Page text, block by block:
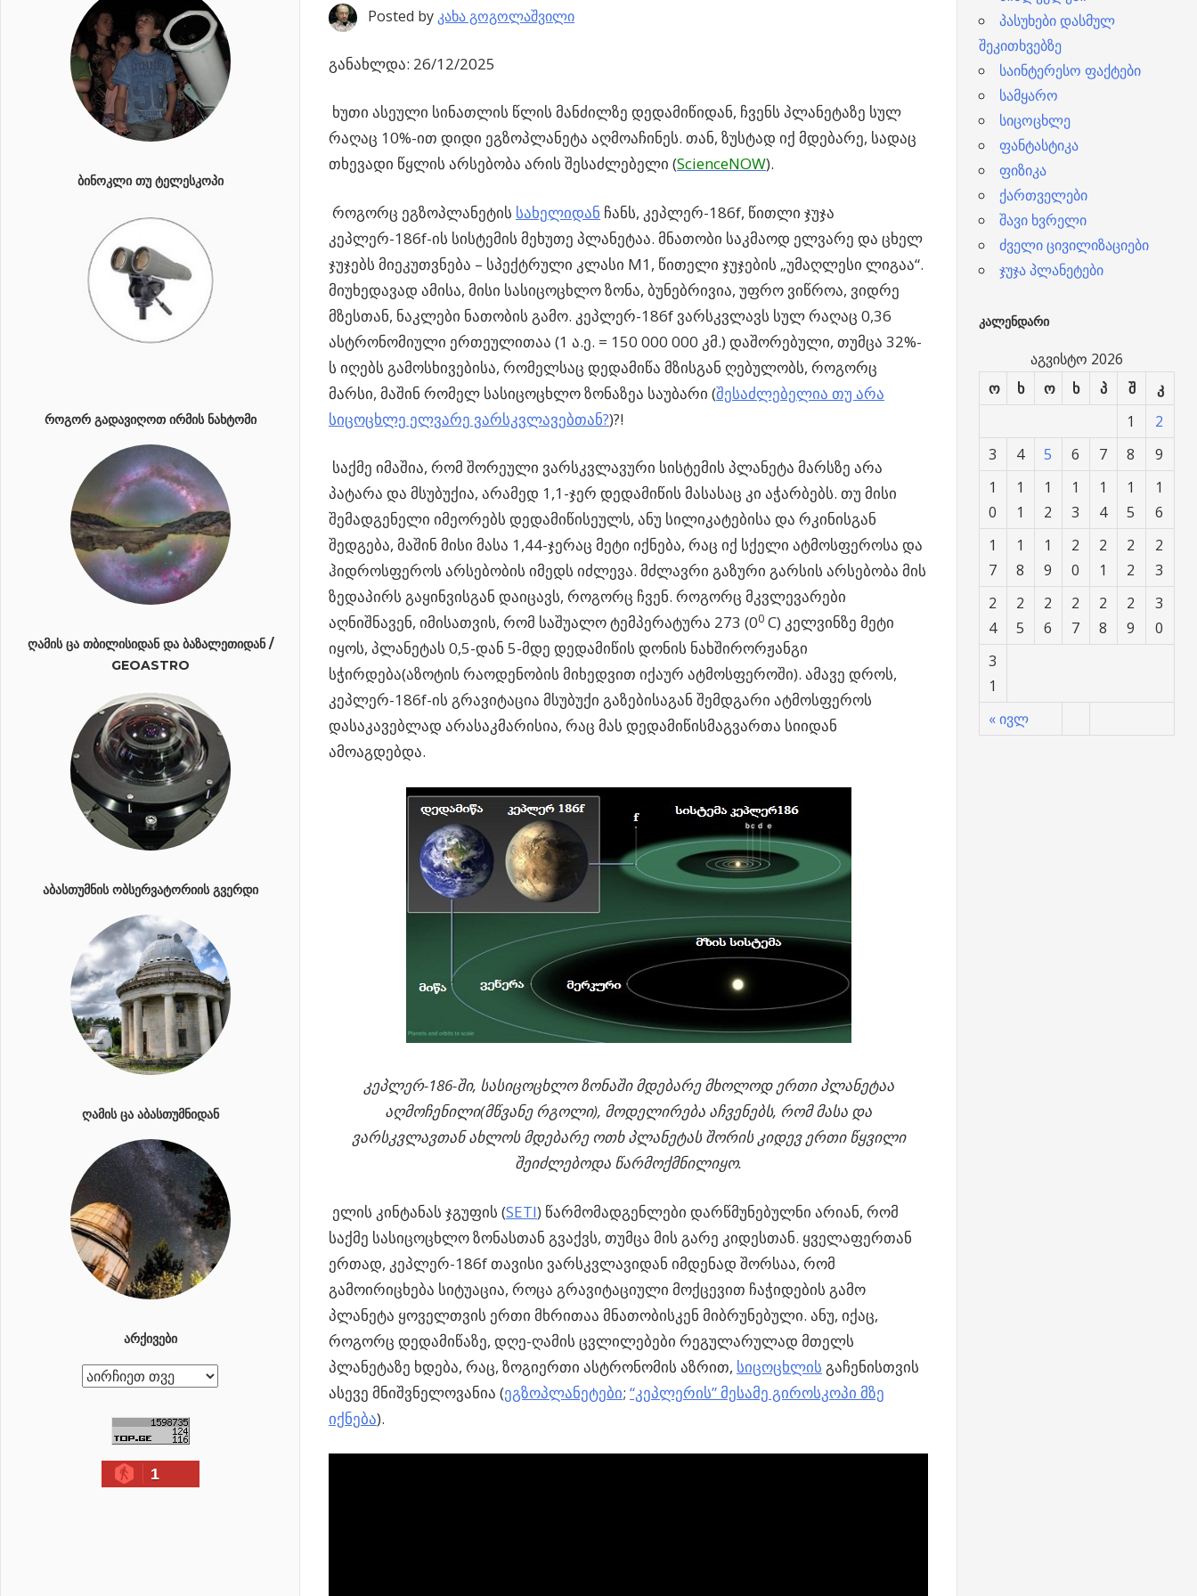
Posted by კახა გოგოლაშვილი
განახლდა: 26/12/2025
ხუთი ასეული სინათლის წლის მანძილზე დედამიწიდან, ჩვენს პლანეტაზე სულ
რაღაც 10%-ით დიდი ეგზოპლანეტა აღმოაჩინეს. თან, ზუსტად იქ მდებარე, სადაც
თხევადი წყლის არსებობა არის შესაძლებელი (ScienceNOW).
როგორც ეგზოპლანეტის სახელიდან ჩანს, კეპლერ-186f, წითლი ჯუჯა
კეპლერ-186f-ის სისტემის მეხუთე პლანეტაა. მნათობი საკმაოდ ელვარე და ცხელ
ჯუჯებს მიეკუთვნება – სპექტრული კლასი M1, წითელი ჯუჯების „უმაღლესი ლიგაა“.
მიუხედავად ამისა, მისი სასიცოცხლო ზონა, ბუნებრივია, უფრო ვიწროა, ვიდრე
მზესთან, ნაკლები ნათობის გამო. კეპლერ-186f ვარსკვლავს სულ რაღაც 0,36
ასტრონომიული ერთეულითაა (1 ა.ე. = 150 000 000 კმ.) დაშორებული, თუმცა 32%-
ს იღებს გამოსხივებისა, რომელსაც დედამიწა მზისგან ღებულობს, როგორც
მარსი, მაშინ რომელ სასიცოცხლო ზონაზეა საუბარი (შესაძლებელია თუ არა
სიცოცხლე ელვარე ვარსკვლავებთან?)?!
საქმე იმაშია, რომ შორეული ვარსკვლავური სისტემის პლანეტა მარსზე არა
პატარა და მსუბუქია, არამედ 1,1-ჯერ დედამიწის მასასაც კი აჭარბებს. თუ მისი
შემადგენელი იმეორებს დედამიწისეულს, ანუ სილიკატებისა და რკინისგან
შედგება, მაშინ მისი მასა 1,44-ჯერაც მეტი იქნება, რაც იქ სქელი ატმოსფეროსა და
ჰიდროსფეროს არსებობის იმედს იძლევა. მძლავრი გაზური გარსის არსებობა მის
ზედაპირს გაყინვისგან დაიცავს, როგორც ჩვენ. როგორც მკვლევარები
აღნიშნავენ, იმისათვის, რომ საშუალო ტემპერატურა 273 (00 C) კელვინზე მეტი
იყოს, პლანეტას 0,5-დან 5-მდე დედამიწის დონის ნახშირორჟანგი
სჭირდება(აზოტის რაოდენობის მიხედვით იქაურ ატმოსფეროში). ამავე დროს,
კეპლერ-186f-ის გრავიტაცია მსუბუქი გაზებისაგან შემდგარი ატმოსფეროს
დასაკავებლად არასაკმარისია, რაც მას დედამიწისმაგვართა სიიდან
ამოაგდებდა.
კეპლერ-186-ში, სასიცოცხლო ზონაში მდებარე მხოლოდ ერთი პლანეტაა
აღმოჩენილი(მწვანე რგოლი), მოდელირება აჩვენებს, რომ მასა და
ვარსკვლავთან ახლოს მდებარე ოთხ პლანეტას შორის კიდევ ერთი წყვილი
შეიძლებოდა წარმოქმნილიყო.
ელის კინტანას ჯგუფის (SETI) წარმომადგენლები დარწმუნებულნი არიან, რომ
საქმე სასიცოცხლო ზონასთან გვაქვს, თუმცა მის გარე კიდესთან. ყველაფერთან
ერთად, კეპლერ-186f თავისი ვარსკვლავიდან იმდენად შორსაა, რომ
გამოირიცხება სიტუაცია, როცა გრავიტაციული მოქცევით ჩაჭიდების გამო
პლანეტა ყოველთვის ერთი მხრითაა მნათობისკენ მიბრუნებული. ანუ, იქაც,
როგორც დედამიწაზე, დღე-ღამის ცვლილებები რეგულარულად მთელს
პლანეტაზე ხდება, რაც, ზოგიერთი ასტრონომის აზრით, სიცოცხლის გაჩენისთვის
ასევე მნიშვნელოვანია (ეგზოპლანეტები; “კეპლერის” მესამე გიროსკოპი მზე
იქნება).
ᲑᲘᲜᲝᲙᲚᲘ ᲗᲣ ᲢᲔᲚᲔᲡᲙᲝᲞᲘ
ᲠᲝᲒᲝᲠ ᲒᲐᲓᲐᲕᲘᲦᲝᲗ ᲘᲠᲛᲘᲡ ᲜᲐᲮᲢᲝᲛᲘ
ᲦᲐᲛᲘᲡ ᲪᲐ ᲗᲑᲘᲚᲘᲡᲘᲓᲐᲜ ᲓᲐ ᲑᲐᲖᲐᲚᲔᲗᲘᲓᲐᲜ /
GEOASTRO
ᲐᲑᲐᲡᲗᲣᲛᲜᲘᲡ ᲝᲑᲡᲔᲠᲕᲐᲢᲝᲠᲘᲘᲡ ᲒᲕᲔᲠᲓᲘ
ᲦᲐᲛᲘᲡ ᲪᲐ ᲐᲑᲐᲡᲗᲣᲛᲜᲘᲓᲐᲜ
ᲐᲠᲥᲘᲕᲔᲑᲘ
ა
1
პასუხები დასმულ
შეკითხვებზე
საინტერესო ფაქტები
სამყარო
სიცოცხლე
ფანტასტიკა
ფიზიკა
ქართველები
შავი ხვრელი
ძველი ცივილიზაციები
ჯუჯა პლანეტები
ᲙᲐᲚᲔᲜᲓᲐᲠᲘ
აგვისტო 2026
ო
ხ ო ხ პ შ კ
« ივლ
1
2
3
4 5 6 7 8
9
1
0
1
1
1
2
1
3
1
4
1
5
1
6
1
7
1
8
1
9
2
0
2
1
2
2
2
3
2
4
2
5
2
6
2
7
2
8
2
9
3
0
3
1